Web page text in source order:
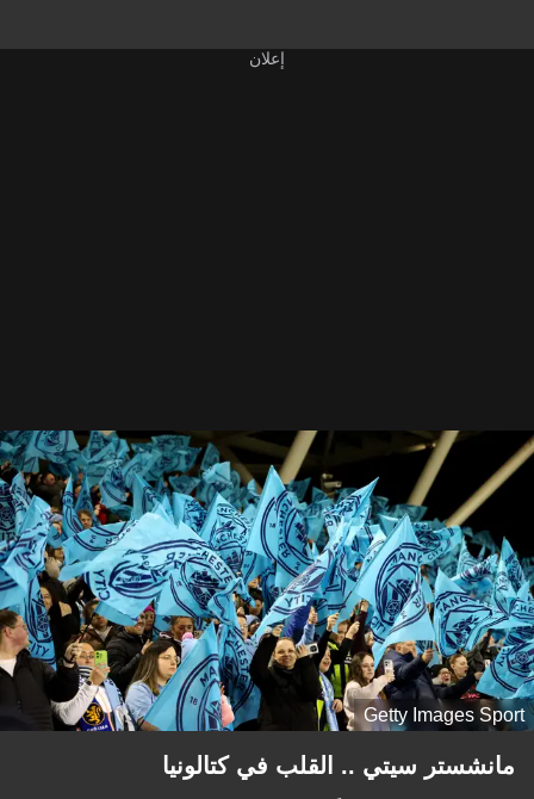
Getty Images Sport
مانشستر سيتي .. القلب في كتالونيا